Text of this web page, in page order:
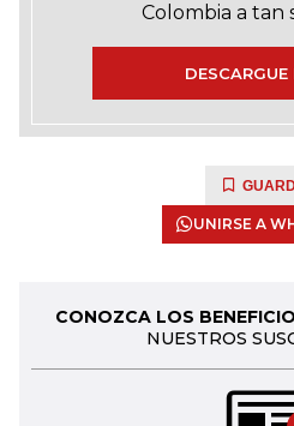
Colombia a tan
UNIRSE A
CONOZCA LOS
NUESTROS